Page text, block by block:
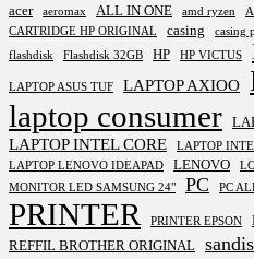
acer aeromax ALL IN ONE amd ryzen
CARTRIDGE HP ORIGINAL
casing casing
flashdisk Flashdisk 32GB HP HP VICTUS
LAPTOP ASUS TUF LAPTOP AXIOO
laptop consumer
LAPTOP INTEL CORE LAPTOP
LAPTOP LENOVO IDEAPAD LENOVO
MONITOR LED SAMSUNG 24" PC PC
PRINTER PRINTER EPSON
REFFIL BROTHER ORIGINAL